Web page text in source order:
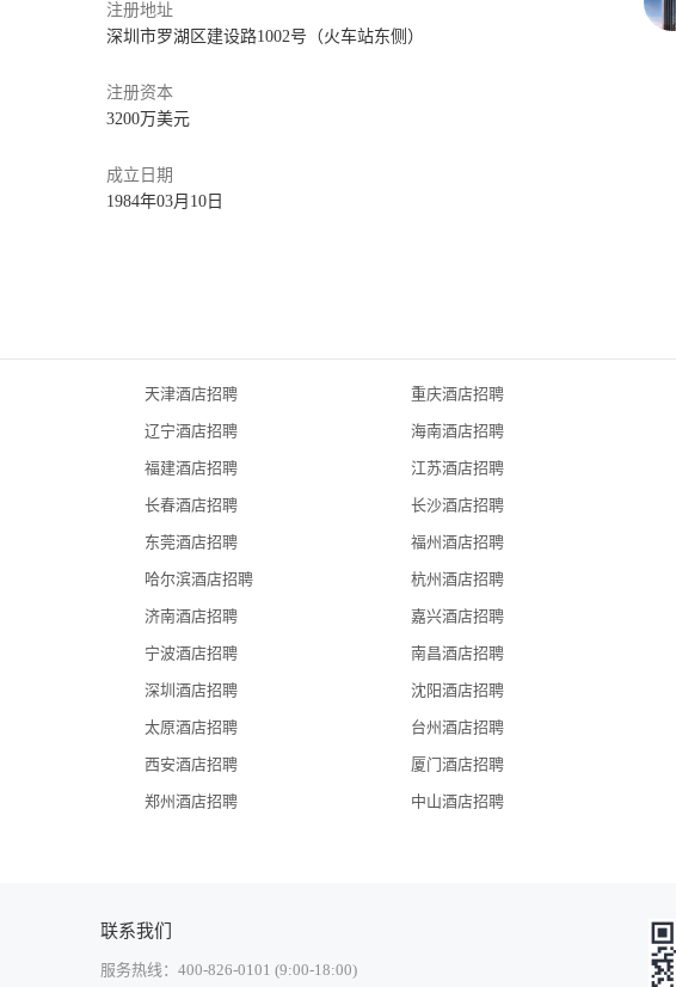
注册地址
深圳市罗湖区建设路1002号（火车站东侧）
注册资本
3200万美元
成立日期
1984年03月10日
天津酒店招聘 重庆酒店招聘
辽宁酒店招聘 海南酒店招聘
福建酒店招聘 江苏酒店招聘
长春酒店招聘 长沙酒店招聘
东莞酒店招聘 福州酒店招聘
哈尔滨酒店招聘 杭州酒店招聘
济南酒店招聘 嘉兴酒店招聘
宁波酒店招聘 南昌酒店招聘
深圳酒店招聘 沈阳酒店招聘
太原酒店招聘 台州酒店招聘
西安酒店招聘 厦门酒店招聘
郑州酒店招聘 中山酒店招聘
联系我们
服务热线：400-826-0101 (9:00-18:00)